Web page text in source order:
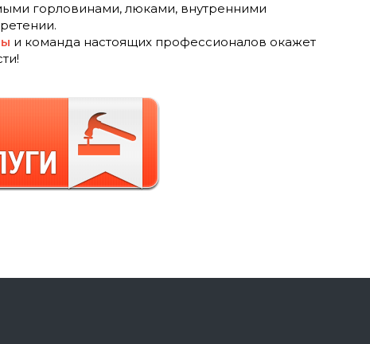
горловинами, люками, внутренними
и команда настоящих профессионалов окажет